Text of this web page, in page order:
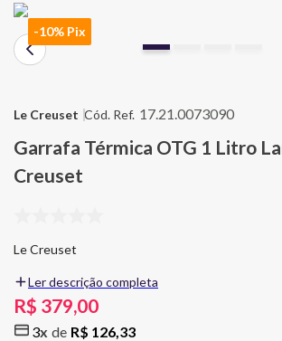
-10% Pix
17.21.0073090
Le Creuset
Garrafa Térmica OTG 1 Litro
Creuset
Le Creuset
Fundada em 1925 por dois industriais belgas,
fundido e esmaltação, que começaram uma
panelas esmaltadas de ferro fundido, no norte da
Ler descrição completa
R$ 379,00
3 R$ 126,33